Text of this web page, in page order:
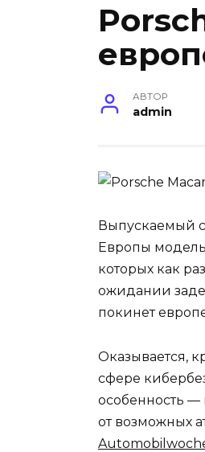
АВТОР
admin
Выпускаемый
Европы
которых как
ожидании
покинет
Оказывается,
сфере
особенность —
от возможных